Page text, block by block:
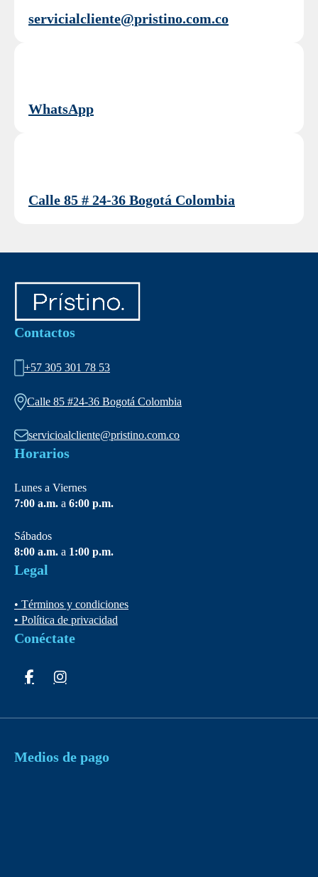
servicialcliente@pristino.com.co
WhatsApp
Calle 85 # 24-36 Bogotá Colombia
Contactos
+57 305 301 78 53
Calle 85 #24-36 Bogotá Colombia
servicioalcliente@pristino.com.co
Horarios
Lunes a Viernes
7:00 a.m. a 6:00 p.m.
Sábados
8:00 a.m. a 1:00 p.m.
Legal
• Términos y condiciones
• Política de privacidad
Conéctate
Medios de pago